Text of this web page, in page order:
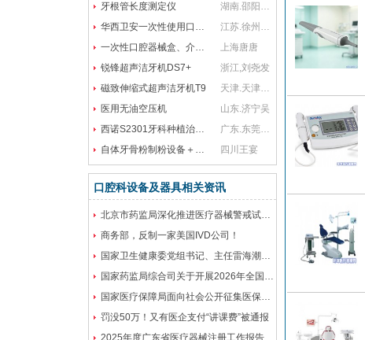
牙根管长度测定仪
湖南.邵阳，长沙
王先生
华西卫安一次性使用口腔包
江苏.徐州市
一次性口腔器械盒、介入包、医用橡胶检查手套
上海唐唐
锐锋超声洁牙机DS7+
浙江,刘尧发
磁致伸缩式超声洁牙机T9
天津.天津市
医用无油空压机
山东.济宁吴
西诺S2301牙科种植治疗机、口腔CBCT、牙科种植机
广东.东莞，深圳，广州
廖金文
自体牙骨粉制粉设备＋技术（发明专利）
四川 王宴
口腔科设备及器具相关资讯
北京市药监局深化推进医疗器械警戒试点工作
商务部，反制一家美国IVD公司！
国家卫生健康委党组书记、主任雷海潮：加快建设健康中国
国家药监局综合司关于开展2026年全国药品安全宣传周活动的通知
国家医疗保障局面向社会公开征集医保数字人形象
罚没50万！又有医企支付“讲课费”被通报
2025年度广东省医疗器械注册工作报告